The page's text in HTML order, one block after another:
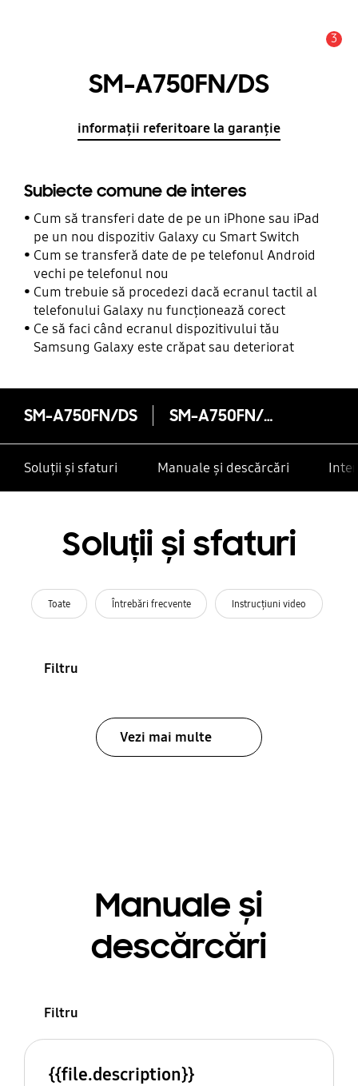
3
SM-A750FN/DS
informații referitoare la garanție
Subiecte comune de interes
Cum să transferi date de pe un iPhone sau iPad
pe un nou dispozitiv Galaxy cu Smart Switch
Cum se transferă date de pe telefonul Android
vechi pe telefonul nou
Cum trebuie să procedezi dacă ecranul tactil al
telefonului Galaxy nu funcționează corect
Ce să faci când ecranul dispozitivului tău
Samsung Galaxy este crăpat sau deteriorat
SM-A750FN/DS SM-A750FN/DS
Soluții și sfaturi Manuale și descărcări
Soluții și sfaturi
Toate Întrebări frecvente Instrucţiuni video
Filtru
Vezi mai multe
Manuale și
descărcări
Filtru
{{file.description}}